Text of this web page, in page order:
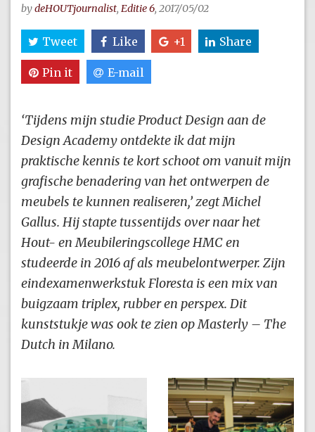
bydeHOUTjournalist, Editie 6, 2017/05/02
Tweet Like +1 Share
Pin it E-mail
‘Tijdens mijn studie Product Design aan de
Design Academy ontdekte ik dat mijn
praktische kennis te kort schoot om vanuit mijn
grafische benadering van het ontwerpen de
meubels te kunnen realiseren,’ zegt Michel
Gallus. Hij stapte tussentijds over naar het
Hout- en Meubileringscollege HMC en
studeerde in 2016 af als meubelontwerper. Zijn
eindexamenwerkstuk Floresta is een mix van
buigzaam triplex, rubber en perspex. Dit
kunststukje was ook te zien op Masterly – The
Dutch in Milano.